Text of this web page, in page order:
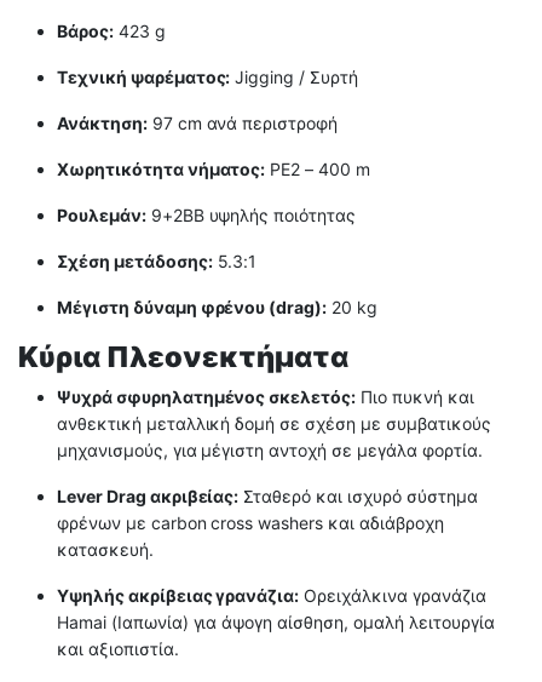
Βάρος:423 g
Τεχνική ψαρέματος: Jigging / Συρτή
Ανάκτηση:97 cm ανά περιστροφή
Χωρητικότητα νήματος: PE2 – 400 m
Ρουλεμάν:9+2BB υψηλής ποιότητας
Σχέση μετάδοσης:5.3:1
Μέγιστη δύναμη φρένου (drag): 20 kg
Κύρια Πλεονεκτήματα
Ψυχρά σφυρηλατημένος σκελετός: Πιο πυκνή και
ανθεκτική μεταλλική δομή σε σχέση με συμβατικούς
μηχανισμούς, για μέγιστη αντοχή σε μεγάλα φορτία.
Lever Drag ακριβείας: Σταθερό και ισχυρό σύστημα
φρένων με carbon cross washers και αδιάβροχη
κατασκευή.
Υψηλής ακρίβειας γρανάζια: Ορειχάλκινα γρανάζια
Hamai (Ιαπωνία) για άψογη αίσθηση, ομαλή λειτουργία
και αξιοπιστία.